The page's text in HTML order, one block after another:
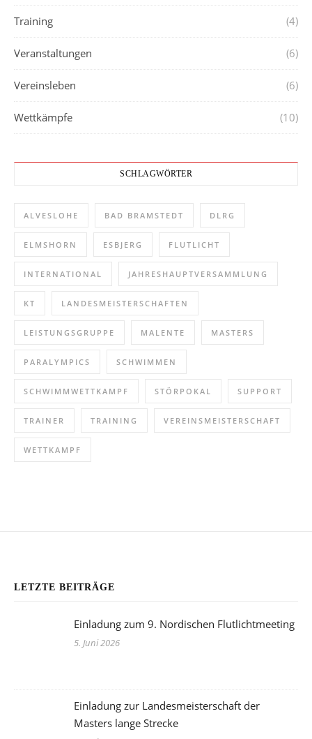
Training (4)
Veranstaltungen (6)
Vereinsleben (6)
Wettkämpfe (10)
SCHLAGWÖRTER
ALVESLOHE BAD BRAMSTEDT DLRG
ELMSHORN ESBJERG FLUTLICHT
INTERNATIONAL JAHRESHAUPTVERSAMMLUNG
KT LANDESMEISTERSCHAFTEN
LEISTUNGSGRUPPE MALENTE MASTERS
PARALYMPICS SCHWIMMEN
SCHWIMMWETTKAMPF STÖRPOKAL SUPPORT
TRAINER TRAINING VEREINSMEISTERSCHAFT
WETTKAMPF
LETZTE BEITRÄGE
Einladung zum 9. Nordischen Flutlichtmeeting
5. Juni 2026
Einladung zur Landesmeisterschaft der
Masters lange Strecke